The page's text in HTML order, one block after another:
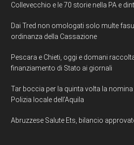
Collevecchio e le 70 storie nella PA e
Dai Tred non omologati solo multe
ordinanza della Cassazione
Pescara e Chieti, oggi e domani
finanziamento di Stato ai giornali
Tar boccia per la quinta volta la
Polizia locale dell’Aquila
Abruzzese Salute Ets, bilancio